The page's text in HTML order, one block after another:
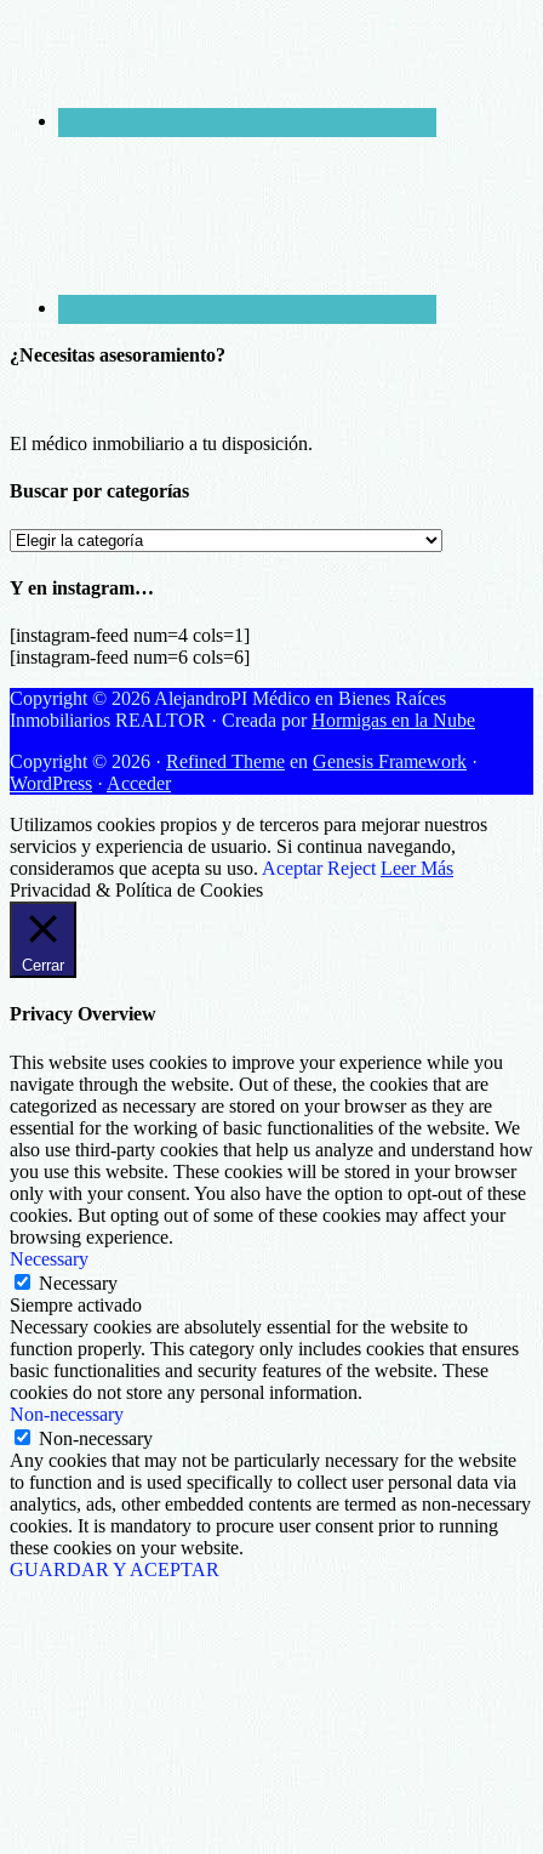
¿Necesitas asesoramiento?
El médico inmobiliario a tu disposición.
Buscar por categorías
Buscar
categorías
Y en instagram…
[instagram-feed num=4 cols=1]
[instagram-feed num=6 cols=6]
Copyright © 2026 AlejandroPI Médico en Bienes Raíces
Inmobiliarios REALTOR · Creada porHormigas en la Nube
Copyright © 2026 · Refined Theme en Genesis Framework ·
WordPress · Acceder
Utilizamos cookies propios y de terceros para mejorar nuestros
servicios y experiencia de usuario. Si continua navegando,
consideramos que acepta su uso. Aceptar Reject Leer Más
Privacidad & Política de Cookies
Cerrar
Privacy Overview
This website uses cookies to improve your experience while you
navigate through the website. Out of these, the cookies that are
categorized as necessary are stored on your browser as they are
essential for the working of basic functionalities of the website. We
also use third-party cookies that help us analyze and understand how
you use this website. These cookies will be stored in your browser
only with your consent. You also have the option to opt-out of these
cookies. But opting out of some of these cookies may affect your
browsing experience.
Necessary
Necessary
Siempre activado
Necessary cookies are absolutely essential for the website to
function properly. This category only includes cookies that ensures
basic functionalities and security features of the website. These
cookies do not store any personal information.
Non-necessary
Non-necessary
Any cookies that may not be particularly necessary for the website
to function and is used specifically to collect user personal data via
analytics, ads, other embedded contents are termed as non-necessary
cookies. It is mandatory to procure user consent prior to running
these cookies on your website.
GUARDAR Y ACEPTAR